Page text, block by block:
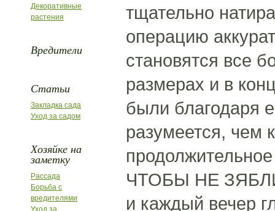
Декоративные
растения
Вредители
Статьи
Закладка сада
Уход за садом
Хозяйке на
заметку
Рассада
Борьба с
вредителями
Уход за
тщательно
операцию
становятся все
размерах и в
были благодаря
разумеется, чем
ЧТОБЫ НЕ ЗЯБЛИ
и каждый вечер